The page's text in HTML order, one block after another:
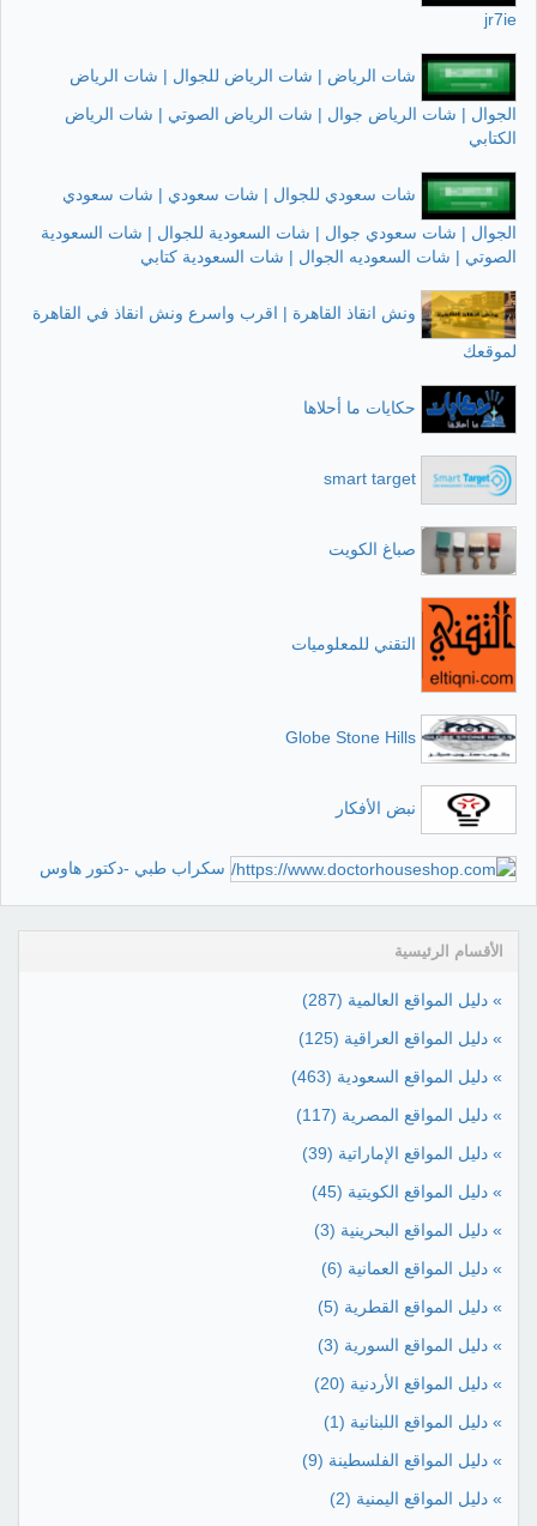
jr7ie
شات الرياض | شات الرياض للجوال | شات الرياض
الجوال | شات الرياض جوال | شات الرياض الصوتي | شات الرياض
الكتابي
شات سعودي للجوال | شات سعودي | شات سعودي
الجوال | شات سعودي جوال | شات السعودية للجوال | شات السعودية
الصوتي | شات السعوديه الجوال | شات السعودية كتابي
ونش انقاذ القاهرة | اقرب واسرع ونش انقاذ في القاهرة
لموقعك
حكايات ما أحلاها
smart target
صباغ الكويت
التقني للمعلوميات
Globe Stone Hills
نبض الأفكار
سكراب طبي -دكتور هاوس
الأقسام الرئيسية
» دليل المواقع العالمية (287)
» دليل المواقع العراقية (125)
» دليل المواقع السعودية (463)
» دليل المواقع المصرية (117)
» دليل المواقع الإماراتية (39)
» دليل المواقع الكويتية (45)
» دليل المواقع البحرينية (3)
» دليل المواقع العمانية (6)
» دليل المواقع القطرية (5)
» دليل المواقع السورية (3)
» دليل المواقع الأردنية (20)
» دليل المواقع اللبنانية (1)
» دليل المواقع الفلسطينة (9)
» دليل المواقع اليمنية (2)